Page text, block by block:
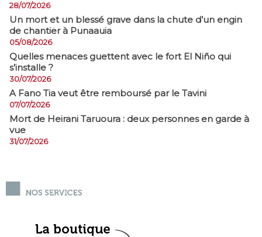
28/07/2026
​Un mort et un blessé grave dans la chute d’un engin
de chantier à Punaauia
05/08/2026
Quelles menaces guettent avec le fort El Niño qui
s’installe ?
30/07/2026
A Fano Tia veut être remboursé par le Tavini
07/07/2026
Mort de Heirani Taruoura : deux personnes en garde à
vue
31/07/2026